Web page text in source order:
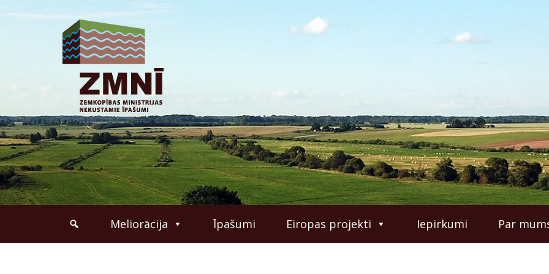
Meliorācija Īpašumi Eiropas projekti Iepirkumi Par